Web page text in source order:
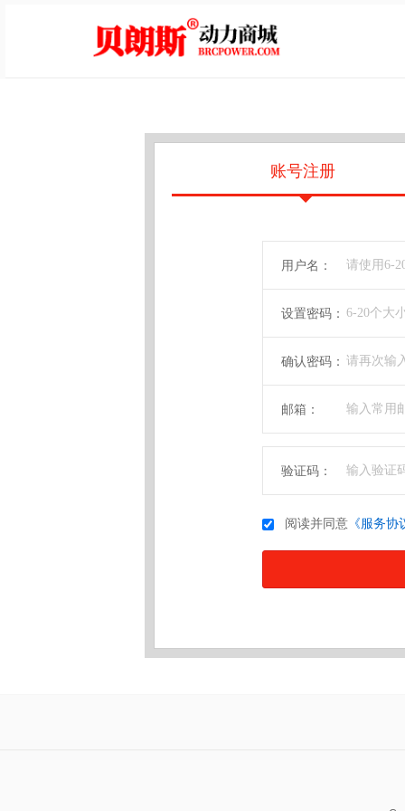
账号注册
用户名：
设置密码：
确认密码：
邮箱：
验证码：
阅读并同意 《服务协